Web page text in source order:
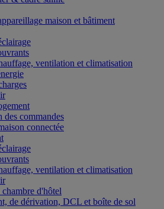
maison et bâtiment
ventilation et climatisation
des commandes
connectée
ventilation et climatisation
d'hôtel
de dérivation, DCL et boîte de sol